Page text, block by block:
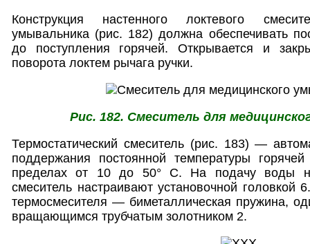
Конструкция настенного локтевого
умывальника (рис. 182) должна обеспечивать
до поступления горячей. Открывается и
поворота локтем рычага ручки.
Рис. 182. Смеситель для
Термостатический смеситель (рис. 183) —
поддержания постоянной температуры
пределах от 10 до 50° С. На подачу воды
смеситель настраивают установочной головкой
термосмесителя — биметаллическая пружина,
вращающимся трубчатым золотником 2.